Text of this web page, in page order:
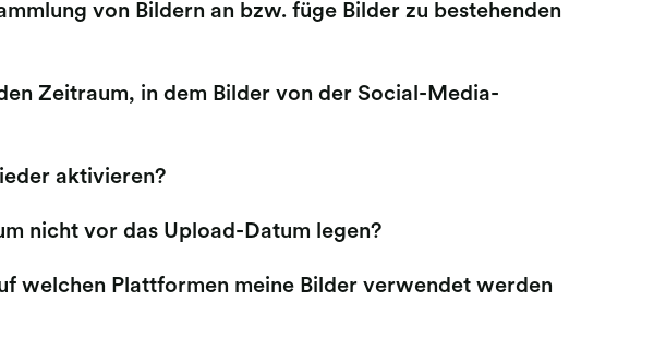
von Bildern an bzw. füge Bilder zu bestehenden
Zeitraum, in dem Bilder von der Social-Media-
aktivieren?
nicht vor das Upload-Datum legen?
welchen Plattformen meine Bilder verwendet werden